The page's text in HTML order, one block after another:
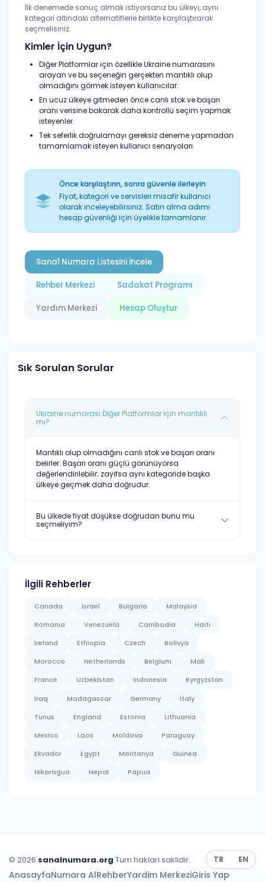
İlk denemede sonuç almak istiyorsanız bu ülkeyi, aynı
kategori altındaki alternatiflerle birlikte karşılaştırarak
seçmelisiniz.
Kimler İçin Uygun?
Diğer Platformlar için özellikle Ukraine numarasını
arayan ve bu seçeneğin gerçekten mantıklı olup
olmadığını görmek isteyen kullanıcılar.
En ucuz ülkeye gitmeden önce canlı stok ve başarı
oranı verisine bakarak daha kontrollü seçim yapmak
isteyenler.
Tek seferlik doğrulamayı gereksiz deneme yapmadan
tamamlamak isteyen kullanıcı senaryoları.
Önce karşılaştırın, sonra güvenle ilerleyin
Fiyat, kategori ve servisleri misafir kullanıcı
olarak inceleyebilirsiniz. Satın alma adımı
hesap güvenliği için üyelikle tamamlanır.
Sanal Numara Listesini İncele
Rehber Merkezi Sadakat Programı
Yardım Merkezi Hesap Oluştur
Sık Sorulan Sorular
Ukraine numarası Diğer Platformlar için mantıklı
mı?
Mantıklı olup olmadığını canlı stok ve başarı oranı
belirler. Başarı oranı güçlü görünüyorsa
değerlendirilebilir; zayıfsa aynı kategoride başka
ülkeye geçmek daha doğrudur.
Bu ülkede fiyat düşükse doğrudan bunu mu
seçmeliyim?
İlgili Rehberler
Canada Israel Bulgaria
Malaysia
Romania
Venezuela Cambodia
Haiti
Ireland
Ethiopia Czech
Bolivya
Morocco
Netherlands Belgium
Mali
France
Uzbekistan Indonesia
Kyrgyzstan
Iraq
Madagascar Germany
Italy
Tunus
England Estonia
Lithuania
Mexico
Laos Moldova
Paraguay
Ekvador
Egypt Moritanya
Guinea
Nikaragua
Nepal Papua
© 2026 sanalnumara.org Tum haklari saklidir. TR EN
AnasayfaNumara AlRehberYardim MerkeziGiris Yap